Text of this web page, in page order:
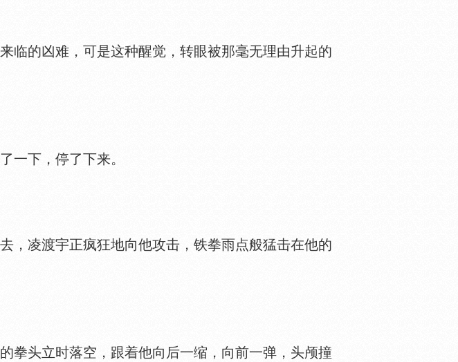
的凶难，可是这种醒觉，转眼被那毫无理由升起的
一下，停了下来。
凌渡宇正疯狂地向他攻击，铁拳雨点般猛击在他的
的拳头立时落空，跟着他向后一缩，向前一弹，头颅撞